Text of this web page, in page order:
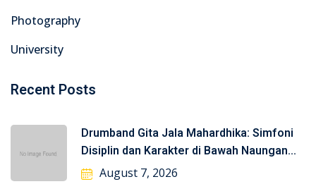
Photography
University
Recent Posts
Drumband Gita Jala Mahardhika: Simfoni
Disiplin dan Karakter di Bawah Naungan
TNI-ALAugust 7, 2026